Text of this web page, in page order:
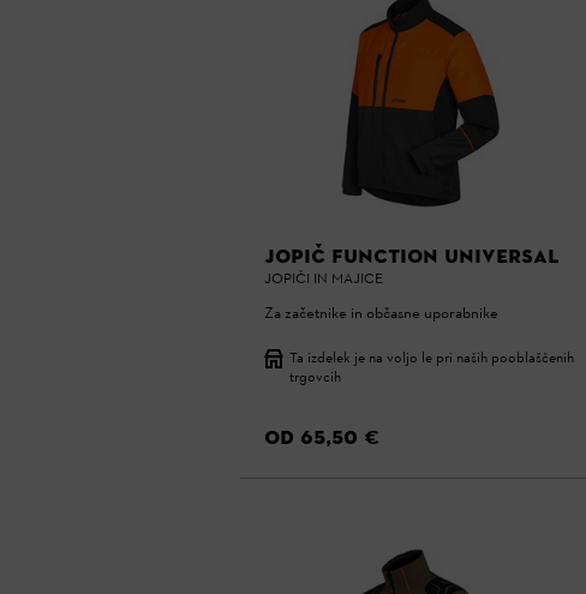
JOPIČ FUNCTION UNIVERSAL
JOPIČI IN MAJICE
Za začetnike in občasne uporabnike
Ta izdelek je na voljo le pri naših pooblaščenih
trgovcih
OD 65,50 €